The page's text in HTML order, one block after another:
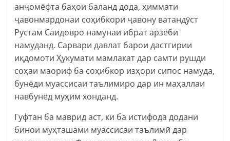
анҷомёфта баҳои баланд дода, ҳиммати
ҷавонмардонаи соҳибкори ҷавону ватандӯст
Рустам Саидовро намунаи ибрат арзёбӣ
намуданд. Сарвари давлат барои дастгирии
иқдомоти Ҳукумати мамлакат дар самти рушди
соҳаи маориф ба соҳибкор изҳори сипос намуда,
бунёди муассисаи таълимиро дар ин маҳаллаи
навбунёд муҳим хонданд.
Гуфтан ба маврид аст, ки ба истифода додани
бинои муҳташами муассисаи таълимӣ дар